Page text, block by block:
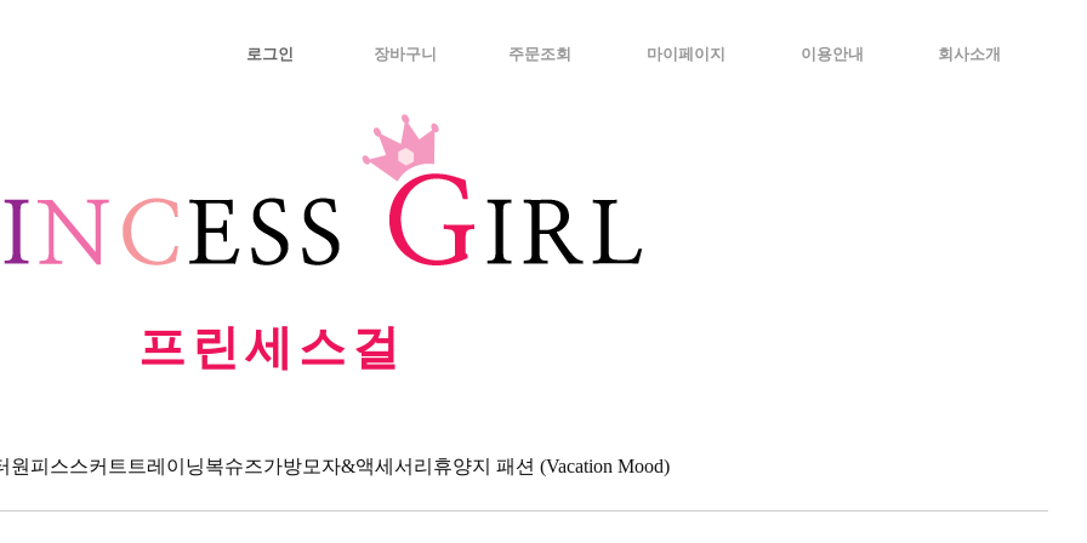
로그인 장바구니 주문조회 마이페이지 이용안내 회사소개
프린세스걸
원피스스커트 트레이닝복슈즈가방모자&액세서리 휴양지 패션 (Vacation Mood)